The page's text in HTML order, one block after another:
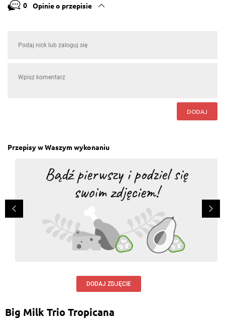
0 Opinie o przepisie
DODAJ
Przepisy w Waszym wykonaniu
DODAJ ZDJĘCIE
Big Milk Trio Tropicana